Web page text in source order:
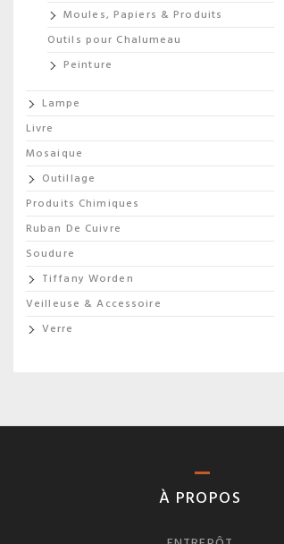
Moules, Papiers & Produits
Outils pour Chalumeau
Peinture
Lampe
Livre
Mosaique
Outillage
Produits Chimiques
Ruban De Cuivre
Soudure
Tiffany Worden
Veilleuse & Accessoire
Verre
À PROPOS